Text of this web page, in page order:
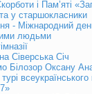
і Пам’яті
у старшокласники
- Міжнародний
людьми
Сіверська Січ
Білозор Оксану